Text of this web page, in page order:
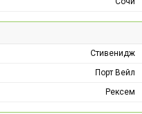
Стивенидж
Порт Вейл
Рексем